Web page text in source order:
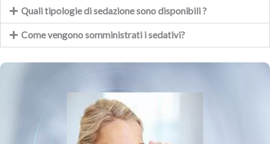
Quali tipologie di sedazione sono disponibili ?
Come vengono somministrati i sedativi?